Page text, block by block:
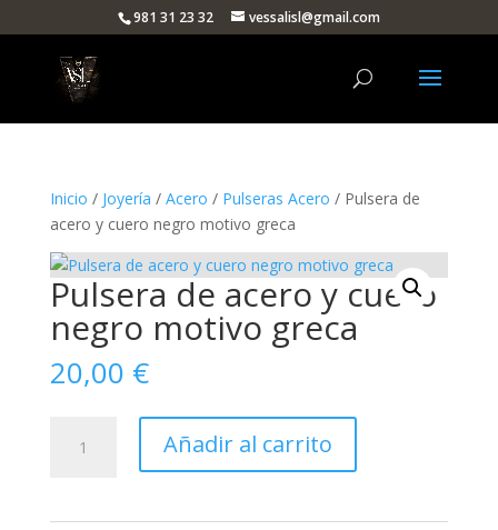
981 31 23 32 vessalisl@gmail.com
Inicio / Joyería / Acero / Pulseras Acero / Pulsera de
acero y cuero negro motivo greca
Pulsera de acero y cuero
negro motivo greca
20,00 €
Añadir al carrito